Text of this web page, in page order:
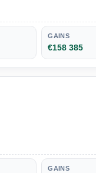
GAINS
€158 385
GAINS